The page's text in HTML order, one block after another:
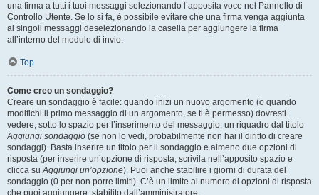
una firma a tutti i tuoi messaggi selezionando l’apposita voce nel Pannello di
Controllo Utente. Se lo si fa, è possibile evitare che una firma venga aggiunta
ai singoli messaggi deselezionando la casella per aggiungere la firma
all’interno del modulo di invio.
Top
Come creo un sondaggio?
Creare un sondaggio è facile: quando inizi un nuovo argomento (o quando
modifichi il primo messaggio di un argomento, se ti è permesso) dovresti
vedere, sotto lo spazio per l’inserimento del messaggio, un riquadro dal titolo
Aggiungi sondaggio (se non lo vedi, probabilmente non hai il diritto di creare
sondaggi). Basta inserire un titolo per il sondaggio e almeno due opzioni di
risposta (per inserire un’opzione di risposta, scrivila nell’apposito spazio e
clicca suAggiungi un’opzione). Puoi anche stabilire i giorni di durata del
sondaggio (0 per non porre limiti). C’è un limite al numero di opzioni di risposta
che puoi aggiungere, stabilito dall’amministratore.